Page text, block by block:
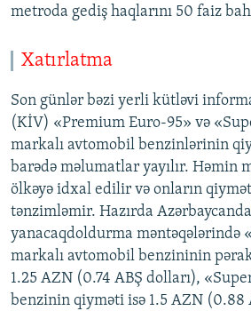
metroda gediş haqlarını 50 faiz
Xatırlatma
Son günlər bəzi yerli kütləvi
(KİV) «Premium Euro-95» və
markalı avtomobil benzinlərinin
barədə məlumatlar yayılır. Həmin
ölkəyə idxal edilir və onların
tənzimləmir. Hazırda
yanacaqdoldurma məntəqələrində
markalı avtomobil benzininin
1.25 AZN (0.74 ABŞ dolları),
benzinin qiyməti isə 1.5 AZN (0.88